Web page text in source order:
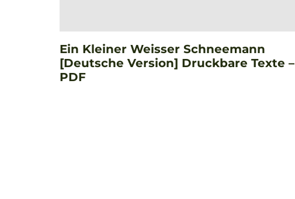
Ein Kleiner Weisser Schneemann
[Deutsche Version] Druckbare Texte –
PDF